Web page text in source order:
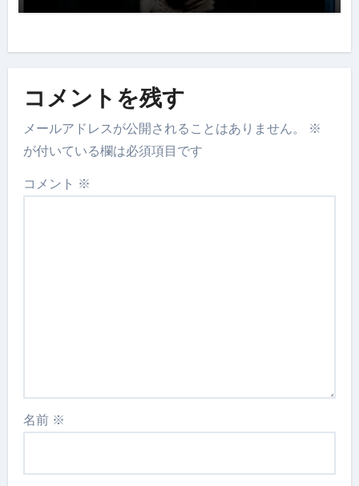
コメントを残す
メールアドレスが公開されることはありません。
※
が付いている欄は必須項目です
コメント ※
名前 ※